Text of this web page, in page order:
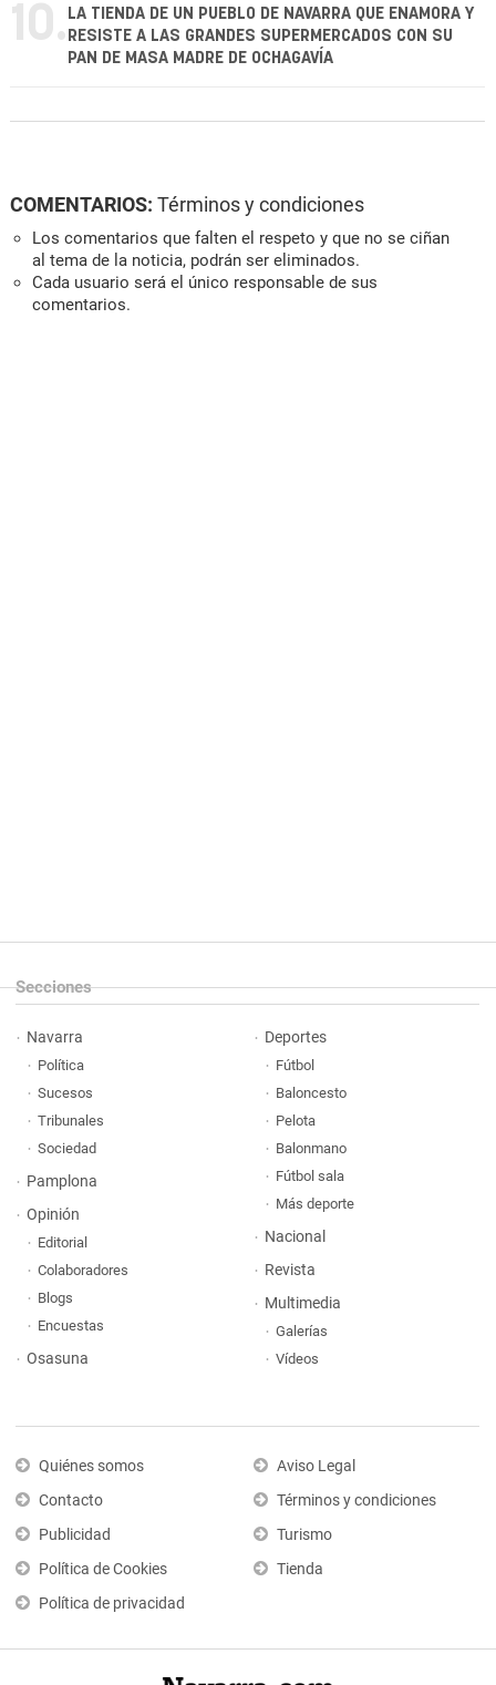
10. LA TIENDA DE UN PUEBLO DE NAVARRA QUE ENAMORA Y
RESISTE A LAS GRANDES SUPERMERCADOS CON SU
PAN DE MASA MADRE DE OCHAGAVÍA
COMENTARIOS: Términos y condiciones
Los comentarios que falten el respeto y que no se ciñan
al tema de la noticia, podrán ser eliminados.
Cada usuario será el único responsable de sus
comentarios.
Secciones
Navarra
Política
Sucesos
Tribunales
Sociedad
Pamplona
Opinión
Editorial
Colaboradores
Blogs
Encuestas
Osasuna
Deportes
Fútbol
Baloncesto
Pelota
Balonmano
Fútbol sala
Más deporte
Nacional
Revista
Multimedia
Galerías
Vídeos
Quiénes somos
Contacto
Publicidad
Política de Cookies
Política de privacidad
Aviso Legal
Términos y condiciones
Turismo
Tienda